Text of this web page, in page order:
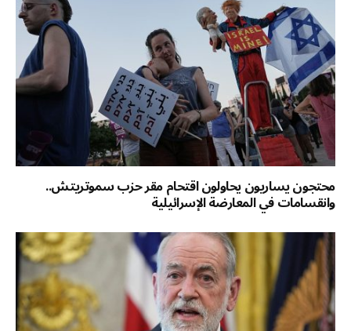
محتجون يساريون يحاولون اقتحام مقر حزب سموتريتش..
وانقسامات في المعارضة الإسرائيلية